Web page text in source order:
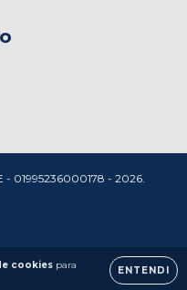
cookies para
ENTENDI
- 01995236000178 - 2026.